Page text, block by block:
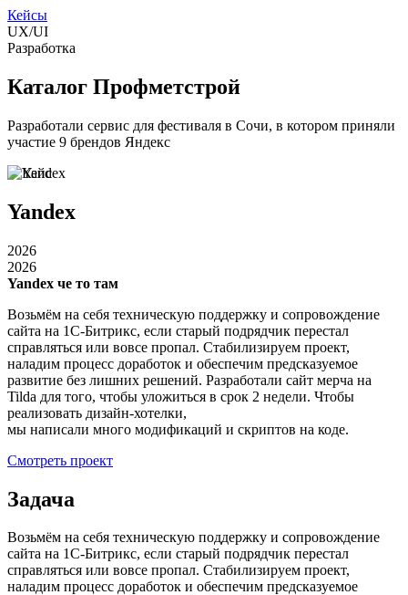
Кейсы
UX/UI
Разработка
Каталог Профметстрой
Разработали сервис для фестиваля в Сочи, в котором приняли
участие 9 брендов Яндекс
Yandex
2026
2026
Yandex че то там
Возьмём на себя техническую поддержку и сопровождение
сайта на 1С-Битрикс, если старый подрядчик перестал
справляться или вовсе пропал. Стабилизируем проект,
наладим процесс доработок и обеспечим предсказуемое
развитие без лишних решений. Разработали сайт мерча на
Tilda для того, чтобы уложиться в срок 2 недели. Чтобы
реализовать дизайн-хотелки,
мы написали много модификаций и скриптов на коде.
Смотреть проект
Задача
Возьмём на себя техническую поддержку и сопровождение
сайта на 1С-Битрикс, если старый подрядчик перестал
справляться или вовсе пропал. Стабилизируем проект,
наладим процесс доработок и обеспечим предсказуемое